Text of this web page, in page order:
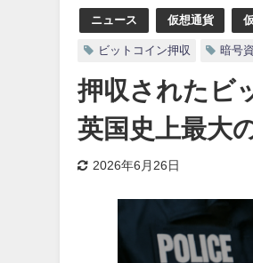
ニュース 仮想通貨
ビットコイン押収 暗号
押収されたビ
英国史上最大
2026年6月26日